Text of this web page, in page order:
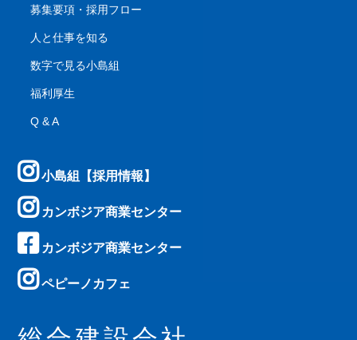
募集要項・採用フロー
人と仕事を知る
数字で見る小島組
福利厚生
Q & A
小島組【採用情報】
カンボジア商業センター
カンボジア商業センター
ペピーノカフェ